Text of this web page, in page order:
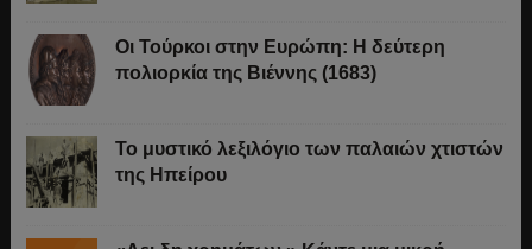
Οι Τούρκοι στην Ευρώπη: Η δεύτερη
πολιορκία της Βιέννης (1683)
Το μυστικό λεξιλόγιο των παλαιών χτιστών
της Ηπείρου